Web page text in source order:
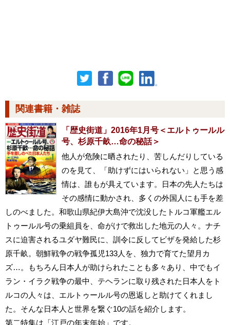
関連書籍・雑誌
「歴史街道」2016年1月号＜エルトゥールル
号、杉原千畝…命の秘話＞
他人が危険に晒されたり、苦しんだりしている
のを見て、「助けずにはいられない」と思う感
情は、誰もが具えています。日本の先人たちは
その感情に動かされ、多くの外国人にも手を差
しのべました。和歌山県紀伊大島沖で沈没したトルコ軍艦エル
トゥールル号の乗組員を、命がけで救出した地元の人々。ナチ
スに迫害されるユダヤ難民に、訓令に反してビザを発給した杉
原千畝。朝鮮戦争の戦争孤児133人を、独力で育てた望月カ
ズ…。もちろん日本人が助けられたことも多々あり、中でもイ
ラン・イラク戦争の最中、テヘランに取り残された日本人をト
ルコの人々は、エルトゥールル号の恩返しと助けてくれまし
た。そんな日本人と世界を繋ぐ10の話を紹介します。
第二特集は「江戸の年末年始」です。